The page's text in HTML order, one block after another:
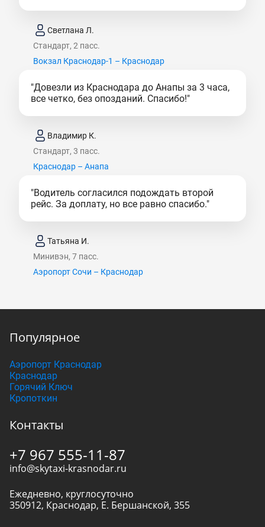
Светлана Л.
Стандарт, 2 пасс.
Вокзал Краснодар-1 – Краснодар
"Довезли из Краснодара до Анапы за 3 часа,
все четко, без опозданий. Спасибо!"
Владимир К.
Стандарт, 3 пасс.
Краснодар – Анапа
"Водитель согласился подождать второй
рейс. За доплату, но все равно спасибо."
Татьяна И.
Минивэн, 7 пасс.
Аэропорт Сочи – Краснодар
Популярное
Аэропорт Краснодар
Краснодар
Горячий Ключ
Кропоткин
Контакты
+7 967 555-11-87
info@skytaxi-krasnodar.ru
Ежедневно, круглосуточно
350912, Краснодар, Е. Бершанской, 355